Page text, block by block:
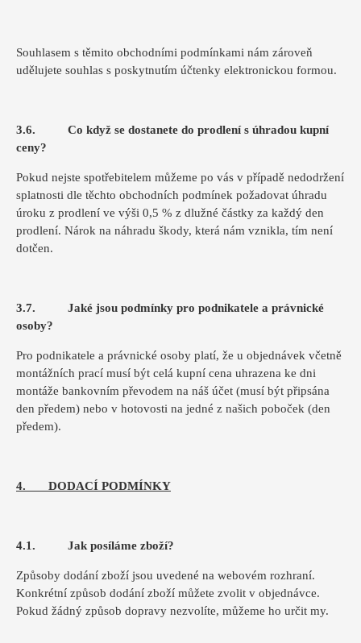
Souhlasem s těmito obchodními podmínkami nám zároveň
udělujete souhlas s poskytnutím účtenky elektronickou formou.
3.6. Co když se dostanete do prodlení s úhradou kupní
ceny?
Pokud nejste spotřebitelem můžeme po vás v případě nedodržení
splatnosti dle těchto obchodních podmínek požadovat úhradu
úroku z prodlení ve výši 0,5 % z dlužné částky za každý den
prodlení. Nárok na náhradu škody, která nám vznikla, tím není
dotčen.
3.7. Jaké jsou podmínky pro podnikatele a právnické
osoby?
Pro podnikatele a právnické osoby platí, že u objednávek včetně
montážních prací musí být celá kupní cena uhrazena ke dni
montáže bankovním převodem na náš účet (musí být připsána
den předem) nebo v hotovosti na jedné z našich poboček (den
předem).
4. DODACÍ PODMÍNKY
4.1. Jak posíláme zboží?
Způsoby dodání zboží jsou uvedené na webovém rozhraní.
Konkrétní způsob dodání zboží můžete zvolit v objednávce.
Pokud žádný způsob dopravy nezvolíte, můžeme ho určit my.